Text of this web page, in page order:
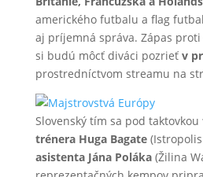
amerického futbalu a flag
aj príjemná správa. Zápas
si budú môcť diváci pozrieť v
prostredníctvom streamu na
Slovenský tím sa pod taktovkou
trénera Huga Bagate
asistenta Jána Poláka(Žilina